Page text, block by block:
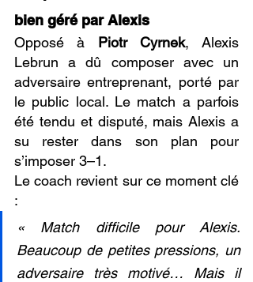
bien géré par Alexis
Opposé à Piotr Cyrnek, Alexis
Lebrun a dû composer avec un
adversaire entreprenant, porté par
le public local. Le match a parfois
été tendu et disputé, mais Alexis a
su rester dans son plan pour
s’imposer 3–1.
Le coach revient sur ce moment clé
:
« Match difficile pour Alexis.
Beaucoup de petites pressions, un
adversaire très motivé… Mais il